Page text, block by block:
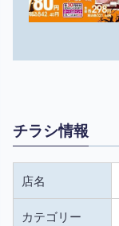
チラシ情報
店名
カテゴリー